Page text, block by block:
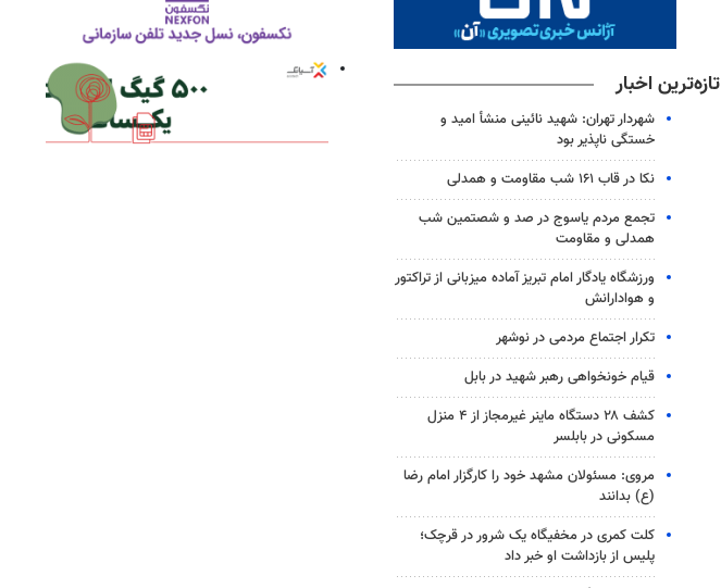
تازه‌ترین اخبار
شهردار تهران: شهید نائینی منشأ امید و
خستگی‌ ناپذیر بود
نکا در قاب ۱۶۱ شب مقاومت و همدلی
تجمع مردم یاسوج در صد و شصتمین شب
همدلی و مقاومت
ورزشگاه یادگار امام تبریز آماده میزبانی از تراکتور
و هوادارانش
تکرار اجتماع مردمی در نوشهر
قیام خونخواهی رهبر شهید در بابل
کشف ۲۸ دستگاه ماینر غیرمجاز از ۴ منزل
مسکونی در بابلسر
مروی: مسئولان مشهد خود را کارگزار امام رضا
(ع) بدانند
کلت کمری در مخفیگاه یک شرور در قرچک؛
پلیس از بازداشت او خبر داد